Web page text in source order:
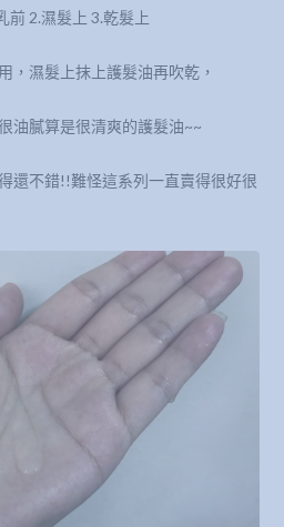
前 2.濕髮上 3.乾髮上
，濕髮上抹上護髮油再吹乾，
油膩算是很清爽的護髮油~~
還不錯!!難怪這系列一直賣得很好很